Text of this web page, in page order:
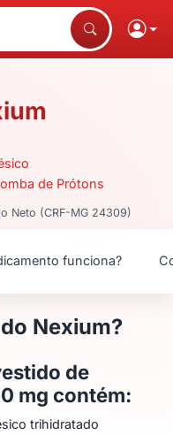
de Prótons
Neto (CRF-MG 24309)
funciona?
Nexium?
de
mg contém:
trihidratado